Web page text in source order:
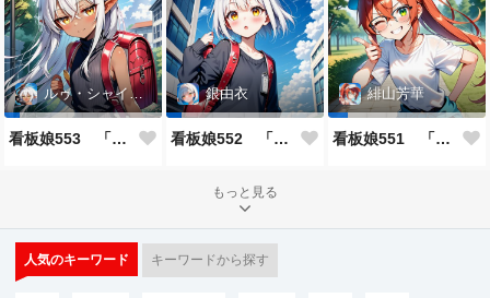
ルゥ・シャイニー
看板娘553 「ルゥ・シャイニーのよもやま話」
銀由衣
看板娘552 「銀由衣」
緋山芳華
看板娘551 「緋山芳華のよもやま話」
もっと見る
人気のキーワード キーワードから探す